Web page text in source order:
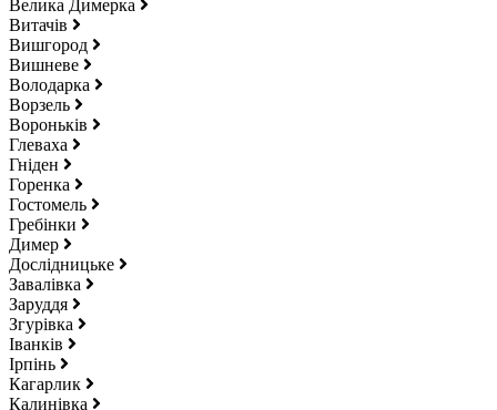
Велика Димерка
Витачів
Вишгород
Вишневе
Володарка
Ворзель
Вороньків
Глеваха
Гніден
Горенка
Гостомель
Гребінки
Димер
Дослідницьке
Завалівка
Заруддя
Згурівка
Іванків
Ірпінь
Кагарлик
Калинівка